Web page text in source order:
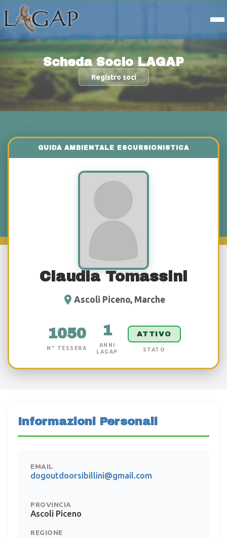
Scheda Socio LAGAP
Registro soci
Claudia Tomassini
Ascoli Piceno, Marche
1050
N° TESSERA
1
ANNI
LAGAP
ATTIVO
STATO
Informazioni Personali
EMAIL
dogoutdoorsibillini@gmail.com
PROVINCIA
Ascoli Piceno
REGIONE